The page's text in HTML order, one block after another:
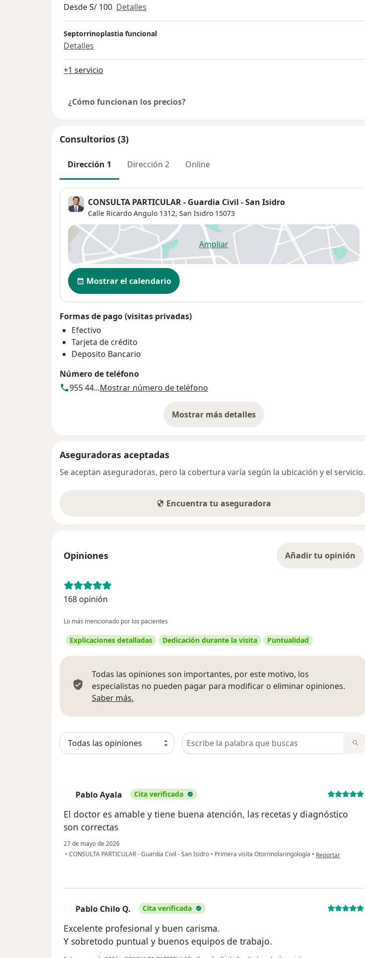
Desde S/ 100 Detalles
Septorrinoplastia funcional
Detalles
+1 servicio
¿Cómo funcionan los precios?
Consultorios (3)
Dirección 1 Dirección 2 Online
CONSULTA PARTICULAR - Guardia Civil - San Isidro
Calle Ricardo Angulo 1312, San Isidro 15073
Ampliarse abre en una nueva pestaña
Disponibilidad
Mostrar el calendario
Formas de pago (visitas privadas)
Efectivo
Tarjeta de crédito
Deposito Bancario
Número de teléfono
955 44...Mostrar número de teléfono
Mostrar más detalles
sobre la dirección
Aseguradoras aceptadas
Se aceptan aseguradoras, pero la cobertura varía según la ubicación y el servicio.
Encuentra tu aseguradora
Opiniones Añadir tu opinión
168 opinión
Lo más mencionado por los pacientes
Explicaciones detalladas Dedicación durante la visita Puntualidad
Todas las opiniones son importantes, por este motivo, los
especialistas no pueden pagar para modificar o eliminar opiniones.
Saber más.
Busca en opiniones
Pablo Ayala Cita verificada
El doctor es amable y tiene buena atención, las recetas y diagnóstico
son correctas
27 de mayo de 2026
• CONSULTA PARTICULAR - Guardia Civil - San Isidro • Primera visita Otorrinolaringología • en opinión del
Reportar
Pablo Chilo Q. Cita verificada
Excelente profesional y buen carisma.
Y sobretodo puntual y buenos equipos de trabajo.